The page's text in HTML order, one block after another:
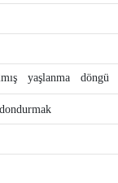
yaşlanma döngü
dondurmak